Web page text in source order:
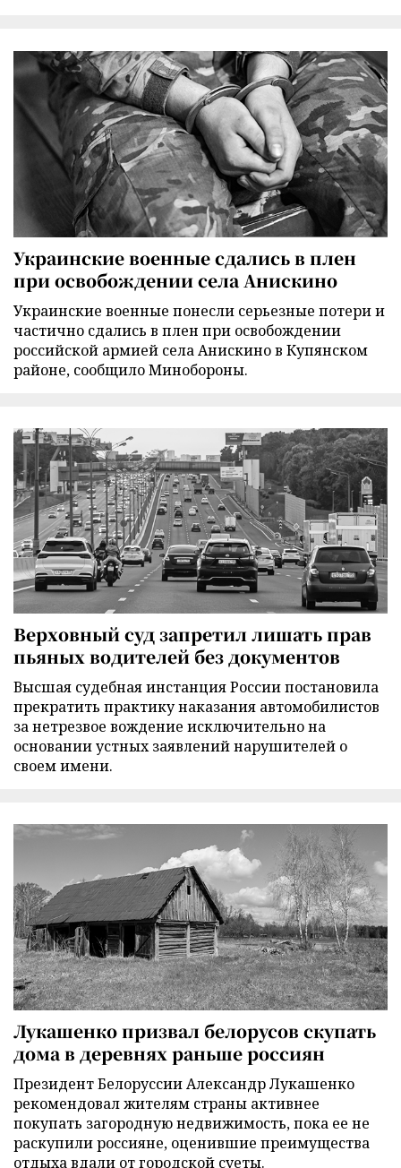
Украинские военные сдались в плен
при освобождении села Анискино
Украинские военные понесли серьезные потери и
частично сдались в плен при освобождении
российской армией села Анискино в Купянском
районе, сообщило Минобороны.
Верховный суд запретил лишать прав
пьяных водителей без документов
Высшая судебная инстанция России постановила
прекратить практику наказания автомобилистов
за нетрезвое вождение исключительно на
основании устных заявлений нарушителей о
своем имени.
Лукашенко призвал белорусов скупать
дома в деревнях раньше россиян
Президент Белоруссии Александр Лукашенко
рекомендовал жителям страны активнее
покупать загородную недвижимость, пока ее не
раскупили россияне, оценившие преимущества
отдыха вдали от городской суеты.